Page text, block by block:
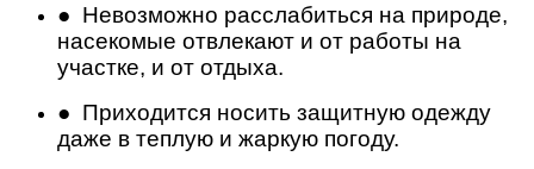
● Невозможно расслабиться на природе,
насекомые отвлекают и от работы на
участке, и от отдыха.
● Приходится носить защитную одежду
даже в теплую и жаркую погоду.